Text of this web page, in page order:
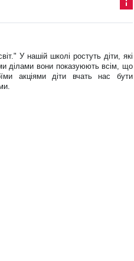
ор
ста
тті
У нашій школі ростуть діти, які
ділами вони показуюють всім, що
акціями діти вчать нас бути